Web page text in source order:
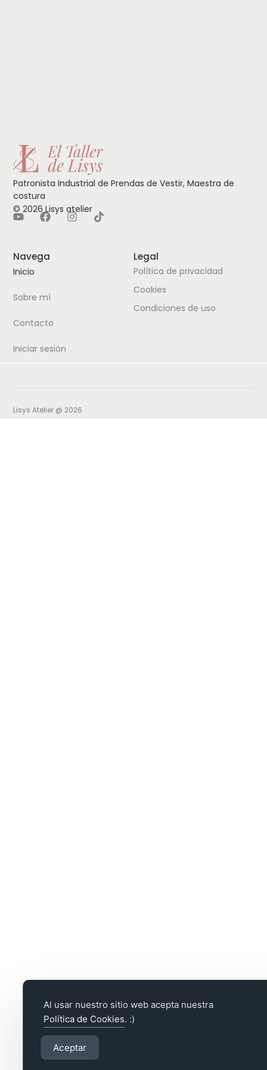
Patronista Industrial de Prendas de Vestir, Maestra de
costura
© 2026 Lisys atelier
Navega
Inicio
Sobre mí
Contacto
Iniciar sesión
Legal
Política de privacidad
Cookies
Condiciones de uso
Lisys Atelier @ 2026
Al usar nuestro sitio web acepta nuestra
Política de Cookies. :)
Aceptar